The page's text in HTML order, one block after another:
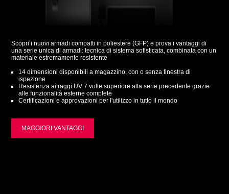
Scopri i nuovi armadi compatti in poliestere (GFP) e prova i vantaggi di
una serie unica di armadi: tecnica di sistema sofisticata, combinata con un
materiale estremamente resistente
14 dimensioni disponibili a magazzino, con o senza finestra di
ispezione
Resistenza ai raggi UV 7 volte superiore alla serie precedente grazie
alle funzionalità esterne complete
Certificazioni e approvazioni per l'utilizzo in tutto il mondo
MAGGIORI VANTAGGI